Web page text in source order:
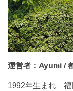
運営者：Ayumi /
1992年生まれ、